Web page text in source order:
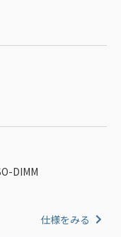
DIMM
仕様をみる